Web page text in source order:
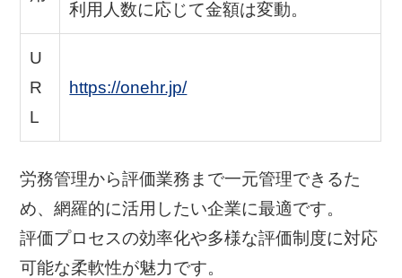
利用人数に応じて金額は変動。
U
R
L
https://onehr.jp/
労務管理から評価業務まで一元管理できるた
め、網羅的に活用したい企業に最適です。
評価プロセスの効率化や多様な評価制度に対応
可能な柔軟性が魅力です。